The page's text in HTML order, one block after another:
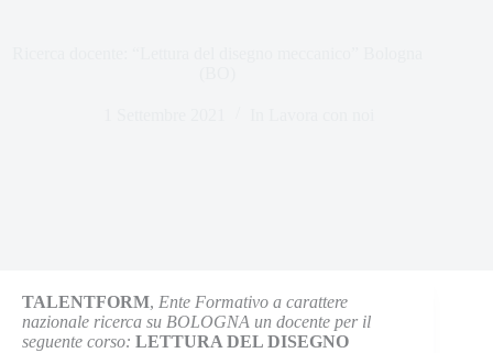
TALENTFORM, Ente Formativo a carattere
nazionale ricerca su BOLOGNA un docente per il
seguente corso: LETTURA DEL DISEGNO